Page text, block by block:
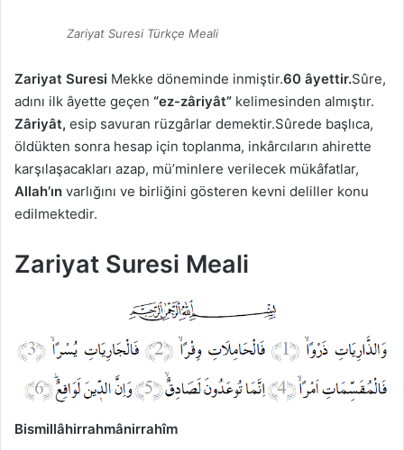
Zariyat Suresi Türkçe Meali
Zariyat Suresi Mekke döneminde inmiştir.60 âyettir.Sûre,
adını ilk âyette geçen “ez-zâriyât” kelimesinden almıştır.
Zâriyât, esip savuran rüzgârlar demektir.Sûrede başlıca,
öldükten sonra hesap için toplanma, inkârcıların ahirette
karşılaşacakları azap, mü’minlere verilecek mükâfatlar,
Allah’ın varlığını ve birliğini gösteren kevni deliller konu
edilmektedir.
Zariyat Suresi Meali
Bismillâhirrahmânirrahîm